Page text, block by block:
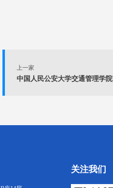
上一家
中国人民公安大学交通管理学院
关注我们